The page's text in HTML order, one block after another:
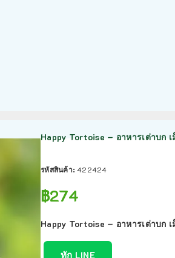
Happy Tortoise – อาหารเต่าบก
รหัสสินค้า:422424
฿274
Happy Tortoise – อาหารเต่าบก เ
ทัก LINE